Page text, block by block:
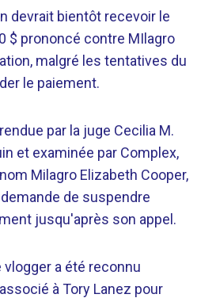
devrait bientôt recevoir le
$ prononcé contre MIlagro
malgré les tentatives du
le paiement.
par la juge Cecilia M.
et examinée par Complex,
Milagro Elizabeth Cooper,
de suspendre
jusqu'après son appel.
vlogger a été reconnu
à Tory Lanez pour